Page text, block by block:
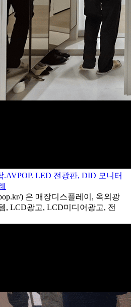
.AVPOP. LED 전광판, DID 모니터
) 은 매장디스플레이, 옥외광
, LCD광고, LCD미디어광고, 전